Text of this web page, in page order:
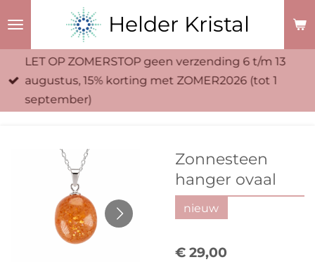
naar
Helder Kristal
LET OP ZOMERSTOP geen verzending 6 t/m 13
augustus, 15% korting met ZOMER2026 (tot 1
september)
Zonnesteen
hanger ovaal
nieuw
€ 29,00